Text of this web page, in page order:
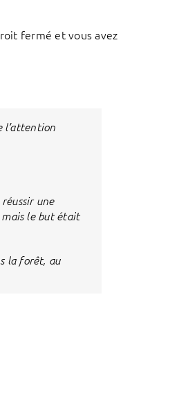
fermé et vous avez
l’attention
une
mais le but était
la forêt, au